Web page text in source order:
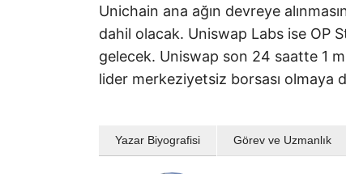
Unichain ana ağın devreye
dahil olacak. Uniswap Labs ise OP
gelecek. Uniswap son 24 saatte 1
lider merkeziyetsiz borsası olmaya
Yazar Biyografisi Görev ve Uzmanlık